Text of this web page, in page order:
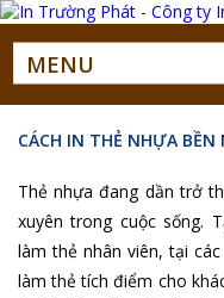
MENU
CÁCH IN THẺ NHỰA BỀN
Thẻ nhựa đang dần trở
xuyên trong cuộc sống.
làm thẻ nhân viên, tại
làm thẻ tích điểm cho